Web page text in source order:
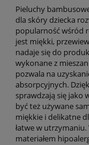
Pieluchy
dla skóry dziecka
popularność wśród
jest miękki,
nadaje się do
wykonane z
pozwala na
absorpcyjnych.
sprawdzają się jako
być też używane
miękkie i delikatne
łatwe w
materiałem